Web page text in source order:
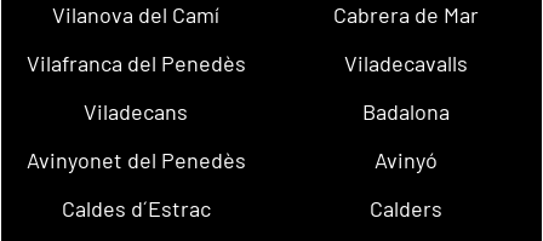
Vilanova del Camí
Cabrera de Mar
Vilafranca del Penedès
Viladecavalls
Viladecans
Badalona
Avinyonet del Penedès
Avinyó
Caldes d´Estrac
Calders